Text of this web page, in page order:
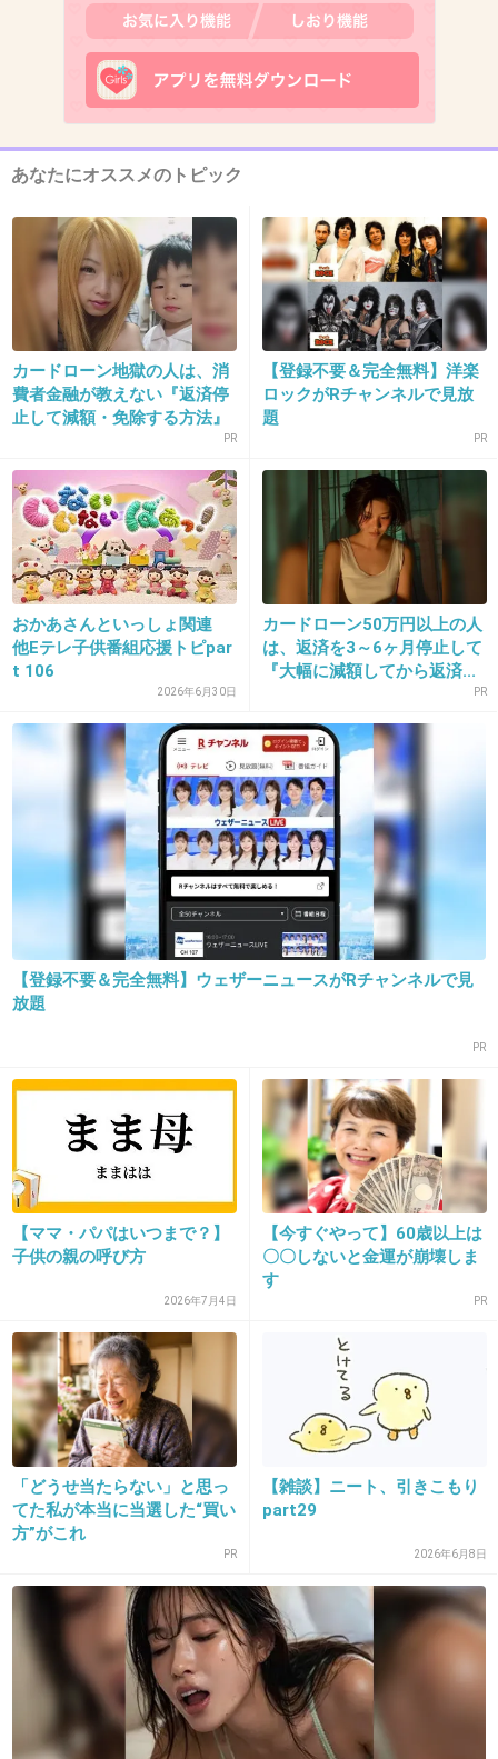
2013/01/26(土) 11:48:00
いろんな仕事があるもんだ…
12. 匿名2013/01/26(土) 11:48:22
レンタルお姉さんってちょっと大変じゃな
い？？
+12 -1
13. 匿名2013/01/26(土) 11:48:57
実際のレンタルお姉さんはこういう人みたいだ
よ
出典：i.yimg.jp
月刊チャージャー]
charger440.jp
サラリーマン向けWebマガジン。【調査】まずは疑って係！／“レンタルお
姉さん”に聞いてみました 引きこもりの家へ通う“レンタルお姉さん”って
+37
14. 匿名2013/01/26(土) 11:49:50
>>13
こっちならまだ安心できる。ケバい女性にこら
れたらちょっとビビる
+37 -1
15. 匿名2013/01/26(土) 11:50:05
ひきこもり支援相談士とは別なの？
16. 匿名2013/01/26(土) 11:50:18
きるのかな？？
+12
2013/01/26(土) 11:50:55
あなたにオススメのトピック
カードローン地獄の人は、消
費者金融が教えない『返済停
止して減額・免除する方法』
PR
【登録不要＆完全無料】洋楽
ロックがRチャンネルで見放
題
PR
おかあさんといっしょ関連
他Eテレ子供番組応援トピpar
t 106
2026年6月30日
カードローン50万円以上の人
は、返済を3～6ヶ月停止して
『大幅に減額してから返済...
PR
【登録不要＆完全無料】ウェザーニュースがRチャンネルで見
放題
PR
【ママ・パパはいつまで？】
子供の親の呼び方
2026年7月4日
【今すぐやって】60歳以上は
〇〇しないと金運が崩壊しま
す
PR
「どうせ当たらない」と思っ
てた私が本当に当選した“買い
方”がこれ
PR
【雑談】ニート、引きこもり
part29
2026年6月8日